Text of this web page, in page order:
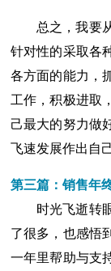
总之，我要
针对性的采取各
各方面的能力，
工作，积极进取
己最大的努力做
飞速发展作出自
第三篇：销售年
时光飞逝转
了很多，也感悟
一年里帮助与支